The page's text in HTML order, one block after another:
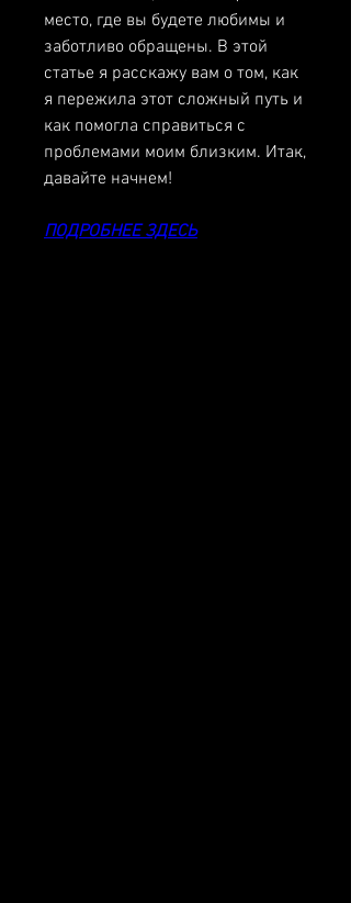
место, где вы будете любимы и
заботливо обращены. В этой
статье я расскажу вам о том, как
я пережила этот сложный путь и
как помогла справиться с
проблемами моим близким. Итак,
давайте начнем!
ПОДРОБНЕЕ ЗДЕСЬ